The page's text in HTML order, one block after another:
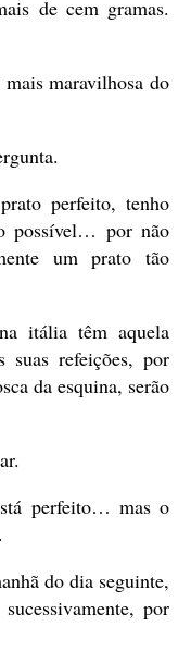
de cem gramas.
maravilhosa do
perfeito, tenho
possível… por não
um prato tão
itália têm aquela
suas refeições, por
da esquina, serão
perfeito… mas o
do dia seguinte,
por